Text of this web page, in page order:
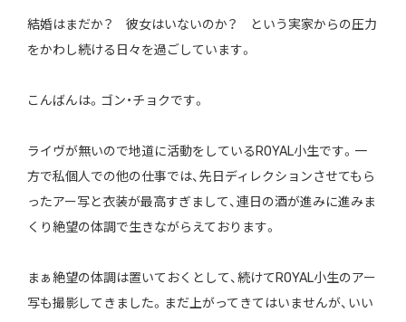
結婚はまだか？ 彼女はいないのか？ という実家からの圧力
をかわし続ける日々を過ごしています。
こんばんは。ゴン・チョクです。
ライヴが無いので地道に活動をしているROYAL小生です。一
方で私個人での他の仕事では、先日ディレクションさせてもら
ったアー写と衣装が最高すぎまして、連日の酒が進みに進みま
くり絶望の体調で生きながらえております。
まぁ絶望の体調は置いておくとして、続けてROYAL小生のアー
写も撮影してきました。まだ上がってきてはいませんが、いい